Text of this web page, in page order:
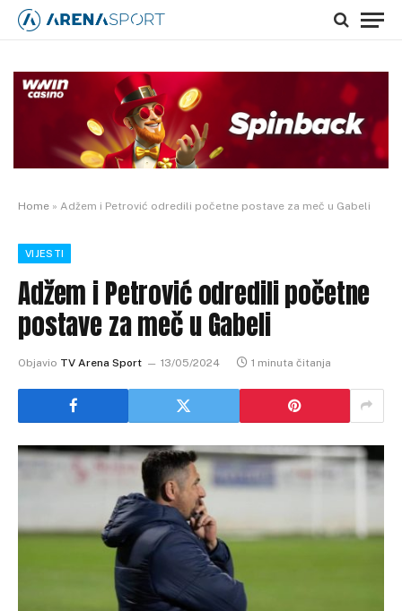
Home » Adžem i Petrović odredili početne postave za meč u Gabeli
VIJESTI
Adžem i Petrović odredili početne
postave za meč u Gabeli
Objavio TV Arena Sport 13/05/2024 1 minuta čitanja